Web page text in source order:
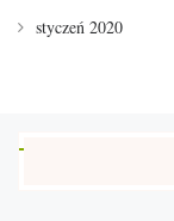
styczeń 2020